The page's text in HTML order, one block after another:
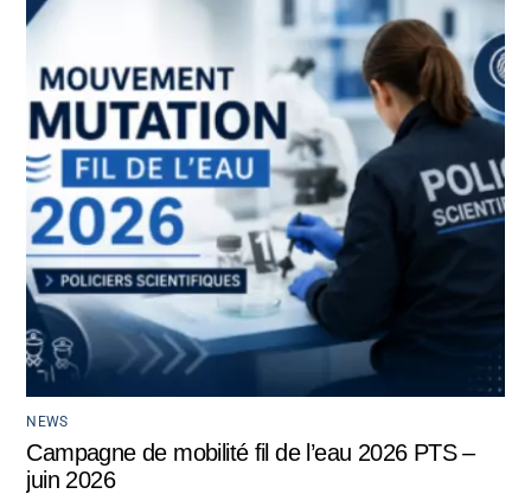
NEWS
Campagne de mobilité fil de l’eau 2026 PTS –
juin 2026